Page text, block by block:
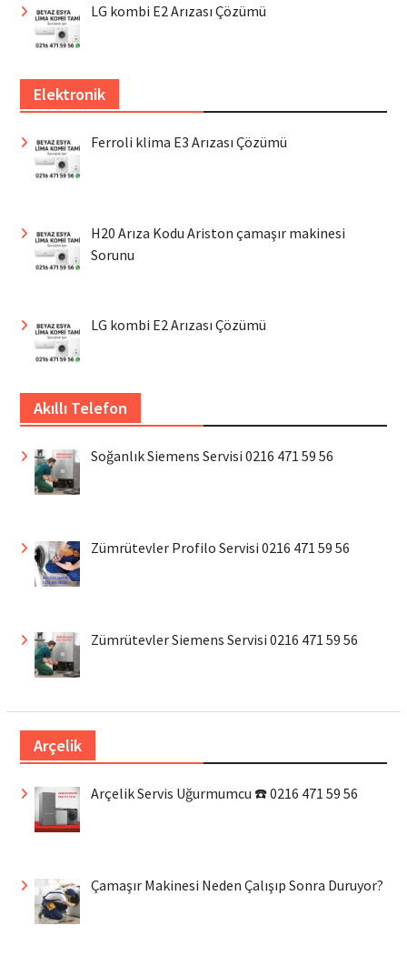
LG kombi E2 Arızası Çözümü
Elektronik
Ferroli klima E3 Arızası Çözümü
H20 Arıza Kodu Ariston çamaşır makinesi
Sorunu
LG kombi E2 Arızası Çözümü
Akıllı Telefon
Soğanlık Siemens Servisi 0216 471 59 56
Zümrütevler Profilo Servisi 0216 471 59 56
Zümrütevler Siemens Servisi 0216 471 59 56
Arçelik
Arçelik Servis Uğurmumcu ☎️ 0216 471 59 56
Çamaşır Makinesi Neden Çalışıp Sonra Duruyor?